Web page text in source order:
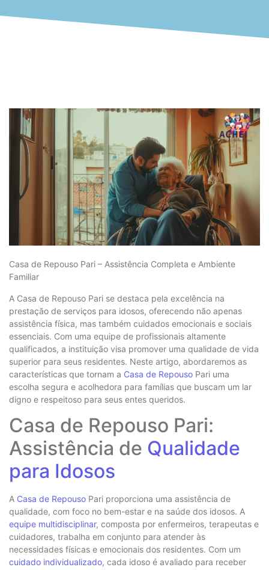
Casa de Repouso Pari – Assistência Completa e Ambiente
Familiar
A Casa de Repouso Pari se destaca pela excelência na
prestação de serviços para idosos, oferecendo não apenas
assistência física, mas também cuidados emocionais e sociais
essenciais. Com uma equipe de profissionais altamente
qualificados, a instituição visa promover uma qualidade de vida
superior para seus residentes. Neste artigo, abordaremos as
características que tornam a Casa de Repouso Pari uma
escolha segura e acolhedora para famílias que buscam um lar
digno e respeitoso para seus entes queridos.
Casa de Repouso Pari:
Assistência de Qualidade
para Idosos
A Casa de Repouso Pari proporciona uma assistência de
qualidade, com foco no bem-estar e na saúde dos idosos. A
equipe multidisciplinar, composta por enfermeiros, terapeutas e
cuidadores, trabalha em conjunto para atender às
necessidades físicas e emocionais dos residentes. Com um
cuidado individualizado, cada idoso é avaliado para receber